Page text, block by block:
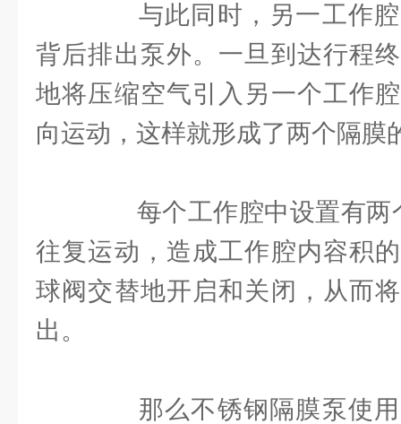
与此同时，另一工作腔
背后排出泵外。一旦到达行程
地将压缩空气引入另一个工作
向运动，这样就形成了两个隔膜
每个工作腔中设置有两
往复运动，造成工作腔内容积
球阀交替地开启和关闭，从而
出。
那么不锈钢隔膜泵使用